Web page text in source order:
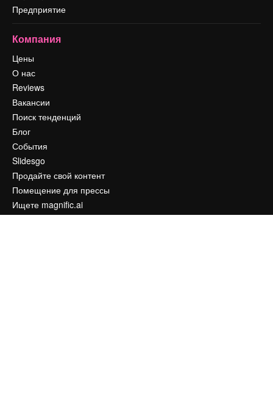
Предприятие
Компания
Цены
О нас
Reviews
Вакансии
Поиск тенденций
Блог
События
Slidesgo
Продайте свой контент
Помещение для прессы
Ищете magnific.ai